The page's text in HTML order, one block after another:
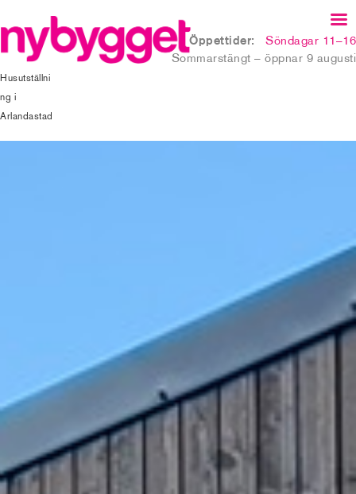
Husutställni
ng i
Arlandastad
Öppettider:
Söndagar 11–16
Sommarstängt – öppnar 9 augusti